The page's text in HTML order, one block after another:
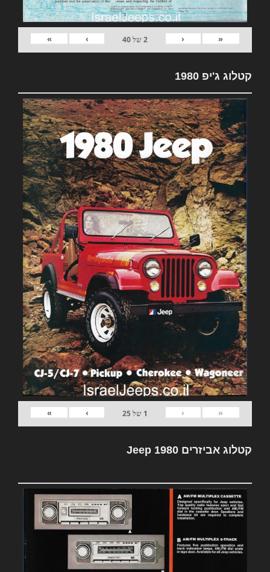
«
‹
2של40
›
»
קטלוג ג'יפ 1980
«
‹
1 של25
›
»
קטלוג אביזרים Jeep 1980